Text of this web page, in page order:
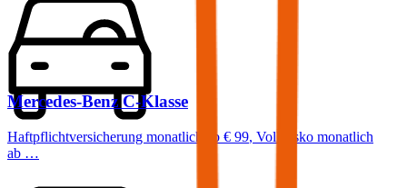
Mercedes-Benz C-Klasse
Haftpflichtversicherung monatlich ab € 99, Vollkasko monatlich
ab …